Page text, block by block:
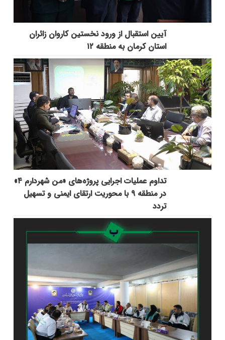
آیین استقبال از ورود نخستین کاروان زائران
استان کرمان به منطقه ۱۲
تداوم عملیات اجرایی پروژه‌های «من شهردارم ۴»
در منطقه ۹ با محوریت ارتقای ایمنی و تسهیل
تردد